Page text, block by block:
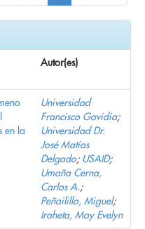
Autor(es)
en la
Universidad
Francisco Gavidia;
Universidad Dr.
José Matías
Delgado; USAID;
Umaña Cerna,
Carlos A.;
Peñailillo, Miguel;
Iraheta, May Evelyn